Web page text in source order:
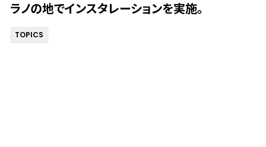
ラノの地でインスタレーションを実施。
TOPICS